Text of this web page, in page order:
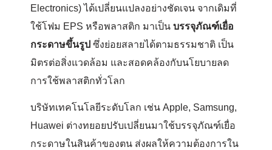
Electronics) ได้เปลี่ยนแปลงอย่างชัดเจน จากเดิมที่
ใช้โฟม EPS หรือพลาสติก มาเป็น บรรจุภัณฑ์เยื่อ
กระดาษขึ้นรูป ซึ่งย่อยสลายได้ตามธรรมชาติ เป็น
มิตรต่อสิ่งแวดล้อม และสอดคล้องกับนโยบายลด
การใช้พลาสติกทั่วโลก
บริษัทเทคโนโลยีระดับโลก เช่น Apple, Samsung,
Huawei ต่างทยอยปรับเปลี่ยนมาใช้บรรจุภัณฑ์เยื่อ
กระดาษในสินค้าของตน ส่งผลให้ความต้องการใน